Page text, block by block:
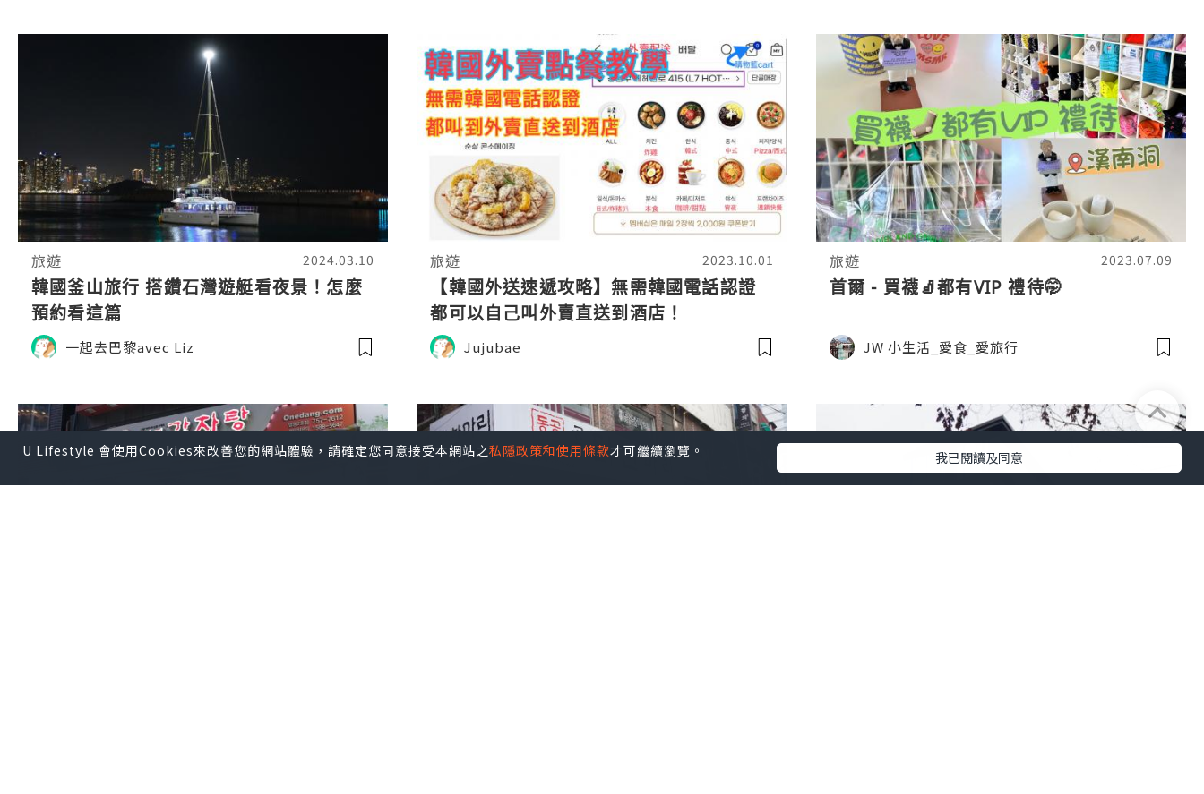
旅遊 2024.03.10
韓國釜山旅行 搭鑽石灣遊艇看夜景！怎麼
預約看這篇
一起去巴黎avec Liz
旅遊 2023.10.01
【韓國外送速遞攻略】無需韓國電話認證
都可以自己叫外賣直送到酒店！
Jujubae
旅遊 2023.07.09
首爾 - 買襪🧦都有VIP 禮待🤭
JW 小生活_愛食_愛旅行
U Lifestyle 會使用Cookies來改善您的網站體驗，請確定您同意接受本網站之私隱政策和使用條款才可繼續瀏覽。 我已閱讀及同意